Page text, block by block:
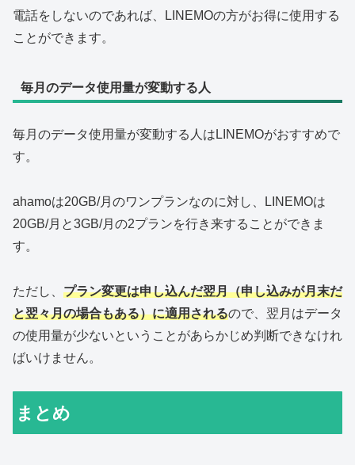
電話をしないのであれば、LINEMOの方がお得に使用する
ことができます。
毎月のデータ使用量が変動する人
毎月のデータ使用量が変動する人はLINEMOがおすすめで
す。
ahamoは20GB/月のワンプランなのに対し、LINEMOは
20GB/月と3GB/月の2プランを行き来することができま
す。
ただし、 プラン変更は申し込んだ翌月（申し込みが月末だ
と翌々月の場合もある）に適用されるので、翌月はデータ
の使用量が少ないということがあらかじめ判断できなけれ
ばいけません。
まとめ